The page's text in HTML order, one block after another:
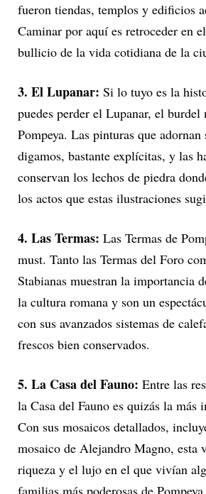
fueron tiendas, templos y edificios
Caminar por aquí es retroceder en
bullicio de la vida cotidiana de la
3. El Lupanar: Si lo tuyo es la
puedes perder el Lupanar, el burdel
Pompeya. Las pinturas que adornan
digamos, bastante explícitas, y las
conservan los lechos de piedra
los actos que estas ilustraciones
4. Las Termas: Las Termas de
must. Tanto las Termas del Foro
Stabianas muestran la importancia
la cultura romana y son un
con sus avanzados sistemas de
frescos bien conservados.
5. La Casa del Fauno: Entre las
la Casa del Fauno es quizás la más
Con sus mosaicos detallados,
mosaico de Alejandro Magno, esta
riqueza y el lujo en el que vivían